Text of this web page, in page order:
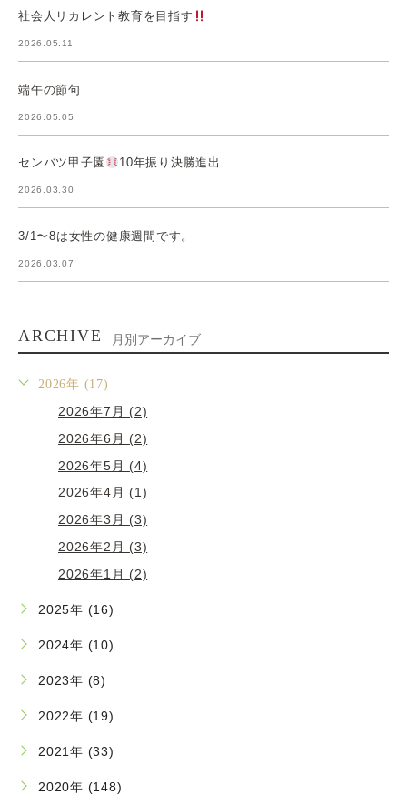
社会人リカレント教育を目指す
2026.05.11
端午の節句
2026.05.05
センバツ甲子園 10年振り決勝進出
2026.03.30
3/1〜8は女性の健康週間です。
2026.03.07
ARCHIVE 月別アーカイブ
2026年 (17)
2026年7月 (2)
2026年6月 (2)
2026年5月 (4)
2026年4月 (1)
2026年3月 (3)
2026年2月 (3)
2026年1月 (2)
2025年 (16)
2024年 (10)
2023年 (8)
2022年 (19)
2021年 (33)
2020年 (148)